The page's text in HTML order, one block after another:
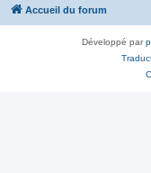
Accueil du forum
Développé par